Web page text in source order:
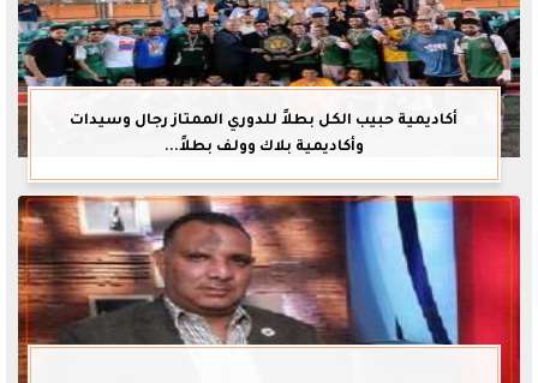
أكاديمية حبيب الكل بطلاً للدوري الممتاز رجال وسيدات
وأكاديمية بلاك وولف بطلاً...